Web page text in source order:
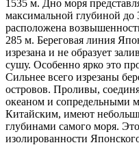
1535 м. Дно моря
максимальной глубиной
расположена
285 м. Береговая линия
изрезана и не образует
сушу. Особенно ярко это
Сильнее всего изрезаны
островов. Проливы,
океаном и сопредельными
Китайским, имеют
глубинами самого моря.
изолированности